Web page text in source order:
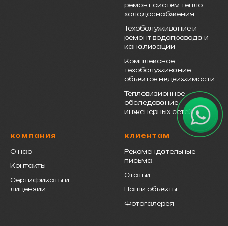
ремонт систем тепло-
холодоснабжения
Техобслуживание и
ремонт водопровода и
канализации
Комплексное
техобслуживание
объектов недвижимости
Тепловизионное
обследование
инженерных сетей
компания
О нас
Контакты
Сертификаты и
лицензии
клиентам
Рекомендательные
письма
Статьи
Наши объекты
Фотогалерея